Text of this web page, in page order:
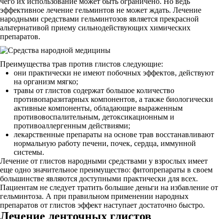
эффективное лечение гельминтов не может ждать. Лечение
народными средствами гельминтозов является прекрасной
альтернативой приему сильнодействующих химических
препаратов.
Преимущества трав против глистов следующие:
они практически не имеют побочных эффектов, действуют
на организм мягко;
травы от глистов содержат большое количество
противопаразитарных компонентов, а также биологически
активные компоненты, обладающие выраженным
противовоспалительным, детоксикационным и
противоаллергенным действиями;
лекарственные препараты на основе трав восстанавливают
нормальную работу печени, почек, сердца, иммунной
системы.
Лечение от глистов народными средствами у взрослых имеет
еще одно значительное преимущество: фитопрепараты в своем
большинстве являются доступными практически для всех.
Пациентам не следует тратить большие деньги на избавление от
гельминтоза. А при правильном применении народных
препаратов от глистов эффект наступает достаточно быстро.
Лечение ленточных глистов